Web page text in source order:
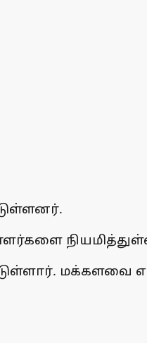
மக்களவை